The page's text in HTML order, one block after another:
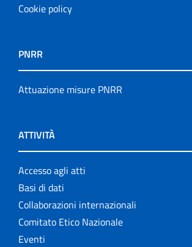
Cookie policy
PNRR
Attuazione misure PNRR
ATTIVITÀ
Accesso agli atti
Basi di dati
Collaborazioni internazionali
Comitato Etico Nazionale
Eventi